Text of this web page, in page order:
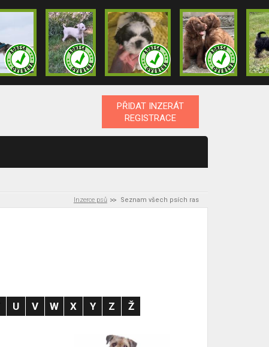
PŘIDAT INZERÁT
REGISTRACE
Inzerce psů Seznam všech psích ras
U V W X Y Z Ž